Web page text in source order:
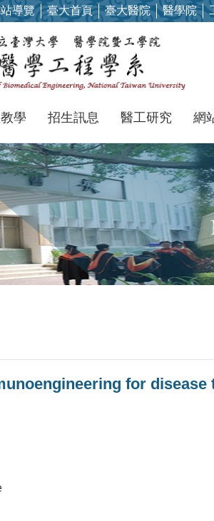
導覽 臺大首頁 臺大醫院 醫學院
學 招生訊息 醫工研究 網
for disease